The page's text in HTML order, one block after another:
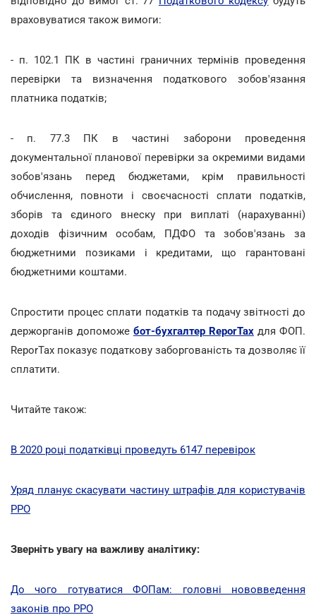
враховуватися також вимоги:
- п. 102.1 ПК в частині граничних термінів проведення
перевірки та визначення податкового зобов'язання
платника податків;
- п. 77.3 ПК в частині заборони проведення
документальної планової перевірки за окремими видами
зобов'язань перед бюджетами, крім правильності
обчислення, повноти і своєчасності сплати податків,
зборів та єдиного внеску при виплаті (нарахуванні)
доходів фізичним особам, ПДФО та зобов'язань за
бюджетними позиками і кредитами, що гарантовані
бюджетними коштами.
Спростити процес сплати податків та подачу звітності до
держорганів допоможе бот-бухгалтер ReporTax для ФОП.
ReporTax показує податкову заборгованість та дозволяє її
cплатити.
Читайте також:
В 2020 році податківці проведуть 6147 перевірок
Уряд планує скасувати частину штрафів для користувачів
РРО
Зверніть увагу на важливу аналітику:
До чого готуватися ФОПам: головні нововведення
законів про РРО